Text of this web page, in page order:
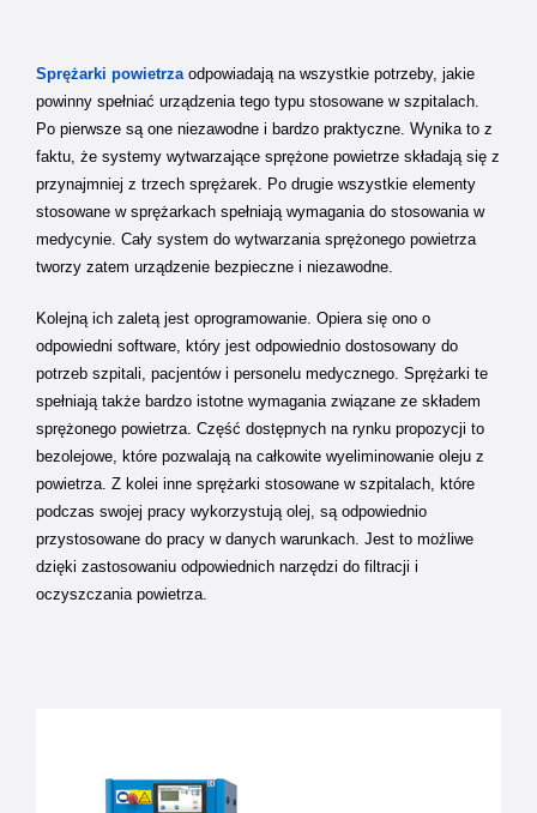
Sprężarki powietrzaodpowiadają na wszystkie potrzeby, jakie
powinny spełniać urządzenia tego typu stosowane w szpitalach.
Po pierwsze są one niezawodne i bardzo praktyczne. Wynika to z
faktu, że systemy wytwarzające sprężone powietrze składają się z
przynajmniej z trzech sprężarek. Po drugie wszystkie elementy
stosowane w sprężarkach spełniają wymagania do stosowania w
medycynie. Cały system do wytwarzania sprężonego powietrza
tworzy zatem urządzenie bezpieczne i niezawodne.
Kolejną ich zaletą jest oprogramowanie. Opiera się ono o
odpowiedni software, który jest odpowiednio dostosowany do
potrzeb szpitali, pacjentów i personelu medycznego. Sprężarki te
spełniają także bardzo istotne wymagania związane ze składem
sprężonego powietrza. Część dostępnych na rynku propozycji to
bezolejowe, które pozwalają na całkowite wyeliminowanie oleju z
powietrza. Z kolei inne sprężarki stosowane w szpitalach, które
podczas swojej pracy wykorzystują olej, są odpowiednio
przystosowane do pracy w danych warunkach. Jest to możliwe
dzięki zastosowaniu odpowiednich narzędzi do filtracji i
oczyszczania powietrza.